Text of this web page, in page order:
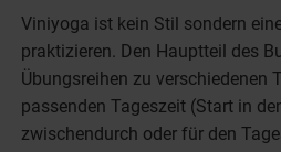
Viniyoga ist kein Stil sondern
praktizieren. Den Hauptteil des
Übungsreihen zu verschiedenen
passenden Tageszeit (Start in
zwischendurch oder für den